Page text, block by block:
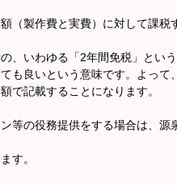
（製作費と実費）に対して課税
、いわゆる「2年間免税」とい
も良いという意味です。よっ
で記載することになります。
等の役務提供をする場合は、源
す。